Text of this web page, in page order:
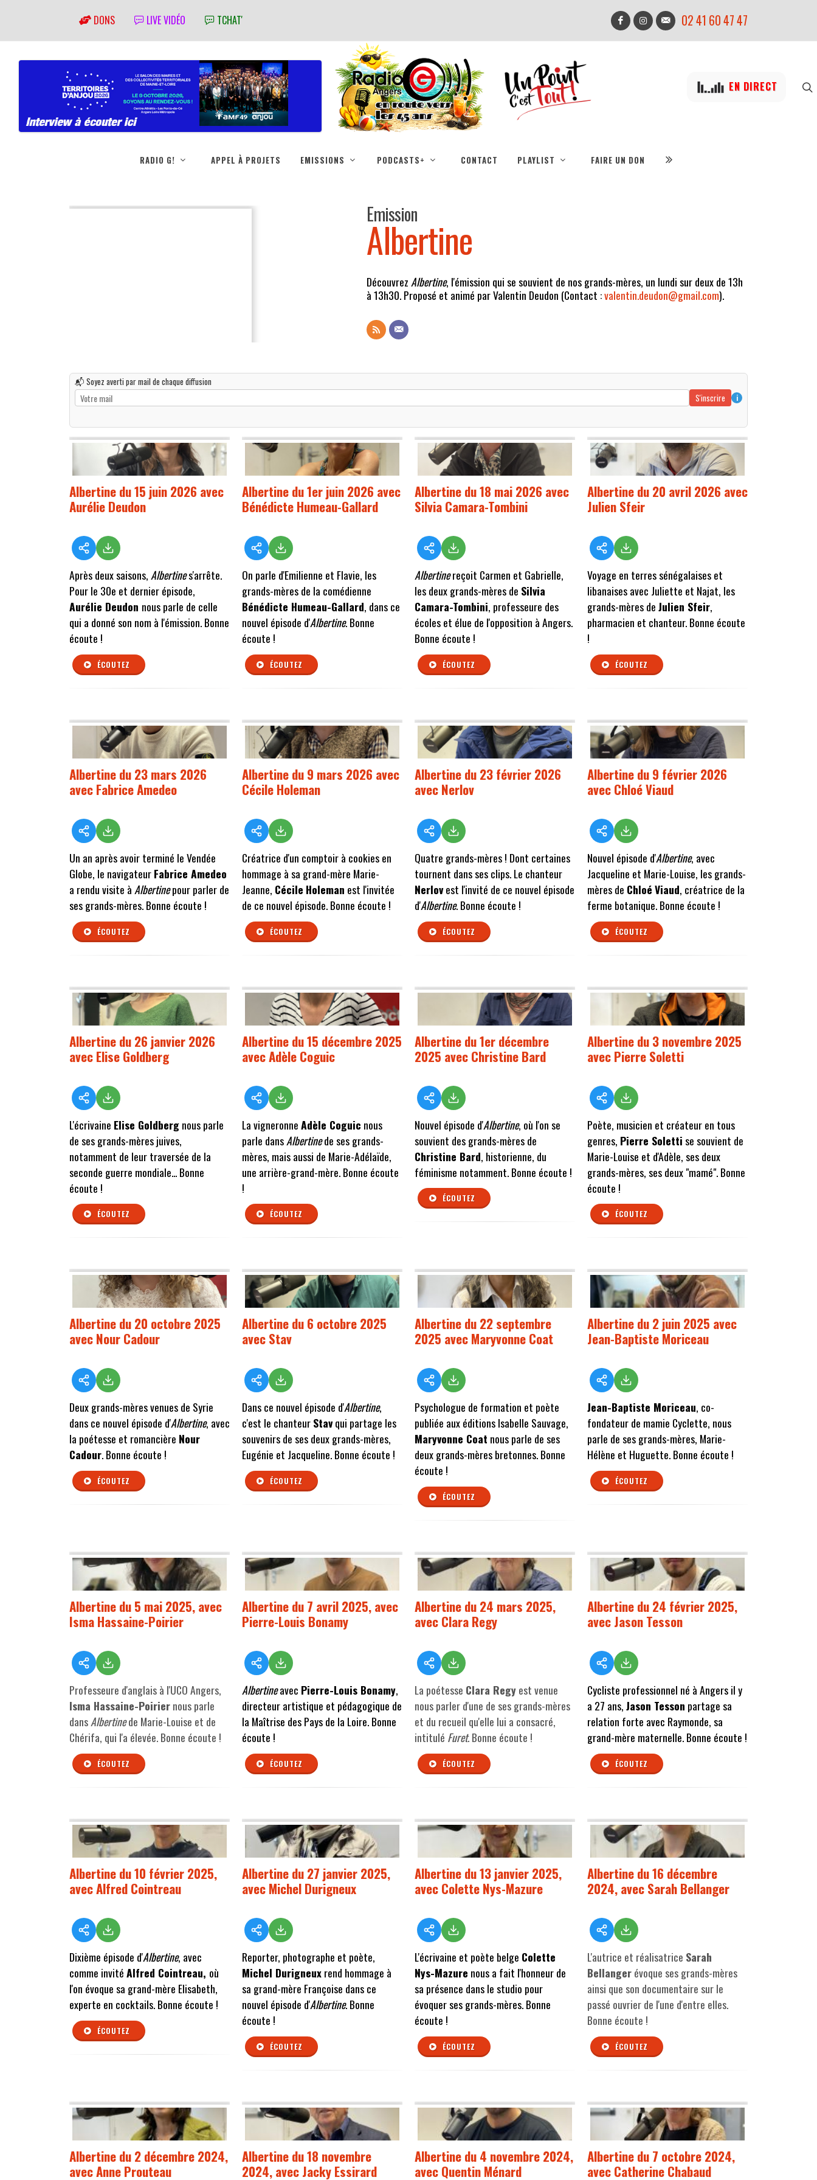
DONS LIVE VIDÉO TCHAT' 02 41 60 47 47
EN DIRECT
RADIO G! APPEL À PROJETS EMISSIONS PODCASTS+ CONTACT PLAYLIST FAIRE UN DON
Emission
Albertine
Découvrez Albertine, l'émission qui se souvient de nos grands-mères, un lundi sur deux de 13h
à 13h30. Proposé et animé par Valentin Deudon (Contact :valentin.deudon@gmail.com).
📬 Soyez averti par mail de chaque diffusion
S'inscrire
i
Albertine du 15 juin 2026 avec
Aurélie Deudon
Après deux saisons, Albertines'arrête.
Pour le 30e et dernier épisode,
Aurélie Deudon nous parle de celle
qui a donné son nom à l'émission. Bonne
écoute !
ÉCOUTEZ
Albertine du 1er juin 2026 avec
Bénédicte Humeau-Gallard
On parle d'Emilienne et Flavie, les
grands-mères de la comédienne
Bénédicte Humeau-Gallard, dans ce
nouvel épisode d'Albertine. Bonne
écoute !
ÉCOUTEZ
Albertine du 18 mai 2026 avec
Silvia Camara-Tombini
Albertinereçoit Carmen et Gabrielle,
les deux grands-mères de Silvia
Camara-Tombini, professeure des
écoles et élue de l'opposition à Angers.
Bonne écoute !
ÉCOUTEZ
Albertine du 20 avril 2026 avec
Julien Sfeir
Voyage en terres sénégalaises et
libanaises avec Juliette et Najat, les
grands-mères deJulien Sfeir,
pharmacien et chanteur. Bonne écoute
!
ÉCOUTEZ
Albertine du 23 mars 2026
avec Fabrice Amedeo
Un an après avoir terminé le Vendée
Globe, le navigateurFabrice Amedeo
a rendu visite à Albertinepour parler de
ses grands-mères. Bonne écoute !
ÉCOUTEZ
Albertine du 9 mars 2026 avec
Cécile Holeman
Créatrice d'un comptoir à cookies en
hommage à sa grand-mère Marie-
Jeanne, Cécile Holeman est l'invitée
de ce nouvel épisode. Bonne écoute !
ÉCOUTEZ
Albertine du 23 février 2026
avec Nerlov
Quatre grands-mères ! Dont certaines
tournent dans ses clips. Le chanteur
Nerlovest l'invité de ce nouvel épisode
d'Albertine. Bonne écoute !
ÉCOUTEZ
Albertine du 9 février 2026
avec Chloé Viaud
Nouvel épisode d'Albertine, avec
Jacqueline et Marie-Louise, les grands-
mères de ChloéViaud, créatrice de la
ferme botanique. Bonne écoute !
ÉCOUTEZ
Albertine du 26 janvier 2026
avec Elise Goldberg
L'écrivaine Elise Goldbergnous parle
de ses grands-mères juives,
notamment de leur traversée de la
seconde guerre mondiale... Bonne
écoute !
ÉCOUTEZ
Albertine du 15 décembre 2025
avec Adèle Coguic
La vigneronneAdèle Coguic nous
parle dansAlbertinede ses grands-
mères, mais aussi de Marie-Adélaïde,
une arrière-grand-mère. Bonne écoute
!
ÉCOUTEZ
Albertine du 1er décembre
2025 avec Christine Bard
Nouvel épisode d'Albertine, où l'on se
souvient des grands-mères de
Christine Bard, historienne, du
féminisme notamment. Bonne écoute !
ÉCOUTEZ
Albertine du 3 novembre 2025
avec Pierre Soletti
Poète, musicien et créateur en tous
genres, Pierre Solettise souvient de
Marie-Louise et d'Adèle, ses deux
grands-mères, ses deux "mamé". Bonne
écoute !
ÉCOUTEZ
Albertine du 20 octobre 2025
avec Nour Cadour
Deux grands-mères venues de Syrie
dans ce nouvel épisode d'Albertine, avec
la poétesse et romancière Nour
Cadour. Bonne écoute !
ÉCOUTEZ
Albertine du 6 octobre 2025
avec Stav
Dans ce nouvel épisode d'Albertine,
c'est le chanteurStavqui partage les
souvenirs de ses deux grands-mères,
Eugénie et Jacqueline. Bonne écoute !
ÉCOUTEZ
Albertine du 22 septembre
2025 avec Maryvonne Coat
Psychologue de formation et poète
publiée aux éditions Isabelle Sauvage,
Maryvonne Coat nous parle de ses
deux grands-mères bretonnes. Bonne
écoute !
ÉCOUTEZ
Albertine du 2 juin 2025 avec
Jean-Baptiste Moriceau
Jean-Baptiste Moriceau, co-
fondateur de mamie Cyclette, nous
parle de ses grands-mères, Marie-
Hélène et Huguette. Bonne écoute !
ÉCOUTEZ
Albertine du 5 mai 2025, avec
Isma Hassaine-Poirier
Professeure d'anglais à l'UCO Angers,
Isma Hassaine-Poiriernous parle
dansAlbertinede Marie-Louise et de
Chérifa, qui l'a élevée.Bonne écoute !
ÉCOUTEZ
Albertine du 7 avril 2025, avec
Pierre-Louis Bonamy
Albertineavec Pierre-Louis Bonamy,
directeur artistique et pédagogique de
la Maîtrise des Pays de la Loire. Bonne
écoute !
ÉCOUTEZ
Albertine du 24 mars 2025,
avec Clara Regy
La poétesse Clara Regyest venue
nous parler d'une de ses grands-mères
et du recueil qu'elle lui a consacré,
intitulé Furet. Bonne écoute !
ÉCOUTEZ
Albertine du 24 février 2025,
avec Jason Tesson
Cycliste professionnel né à Angers il y
a 27 ans,Jason Tesson partage sa
relation forte avec Raymonde, sa
grand-mère maternelle. Bonne écoute !
ÉCOUTEZ
Albertine du 10 février 2025,
avec Alfred Cointreau
Dixième épisode d'Albertine, avec
comme invitéAlfred Cointreau, où
l'on évoque sa grand-mère Elisabeth,
experte en cocktails. Bonne écoute !
ÉCOUTEZ
Albertine du 27 janvier 2025,
avec Michel Durigneux
Reporter, photographe et poète,
Michel Durigneuxrend hommage à
sa grand-mère Françoise dans ce
nouvel épisode d'Albertine. Bonne
écoute !
ÉCOUTEZ
Albertine du 13 janvier 2025,
avec Colette Nys-Mazure
L'écrivaine et poète belge Colette
Nys-Mazure nous a fait l'honneur de
sa présence dans le studio pour
évoquer ses grands-mères. Bonne
écoute !
ÉCOUTEZ
Albertine du 16 décembre
2024, avec Sarah Bellanger
L'autrice et réalisatrice Sarah
Bellangerévoque ses grands-mères
ainsi que son documentaire sur le
passé ouvrier de l'une d'entre elles.
Bonne écoute !
ÉCOUTEZ
Albertine du 2 décembre 2024,
avec Anne Prouteau
Albertine du 18 novembre
2024, avec Jacky Essirard
Albertine du 4 novembre 2024,
avec Quentin Ménard
Albertine du 7 octobre 2024,
avec Catherine Chabaud